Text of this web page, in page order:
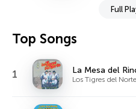
Full
Top Songs
1 La Mesa del
Los Tigres del Norte